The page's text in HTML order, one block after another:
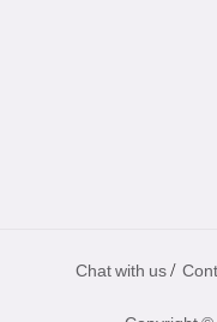
Chat with us /